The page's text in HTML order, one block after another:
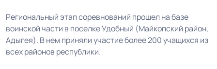
Региональный этап соревнований прошел на базе
воинской части в поселке Удобный (Майкопский район,
Адыгея). В нем приняли участие более 200 учащихся из
всех районов республики.